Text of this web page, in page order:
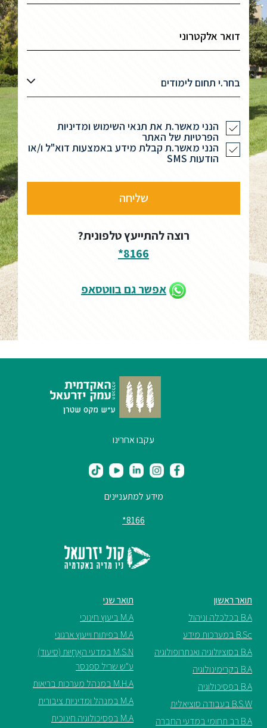
בחר.י תחום לימודים
הנני מאשר.ת את תנאי השימוש ומדיניות
הפרטיות של האתר
הנני מאשר.ת קבלת מידע באמצעות דוא"ל ו/או
הודעות SMS
רוצה להתייעץ טלפונית?
8166*
אפשר גם בווטסאפ
עקבו אחרינו
מידע למתעניינים
8166*
תואר ראשון
B.A בכלכלה וניהול
B.Sc במערכות מידע
B.A בסוציולוגיה ואנתרופולוגיה
B.A בקרימינולוגיה
B.A בפסיכולוגיה
B.S.W בעבודה סוציאלית
B.A רב תחומי במדעי החברה
תואר שני
M.A ביעוץ חינוכי
M.A בפיתוח וייעוץ ארגוני
M.S.N במדעי האֲחָיוּת (סיעוד)
ע"ש שריל ספנסר
M.H.A במנהל מערכות בריאות
M.A במנהל ומדיניות ציבורית
M.A בפסיכולוגיה חינוכית